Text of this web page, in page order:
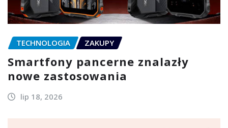
TECHNOLOGIA ZAKUPY
Smartfony pancerne znalazły
nowe zastosowania
lip 18, 2026